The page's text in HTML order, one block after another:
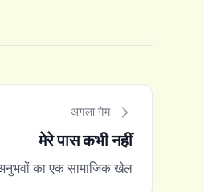
अगला गेम
मेरे पास कभी नहीं
का एक सामाजिक खेल